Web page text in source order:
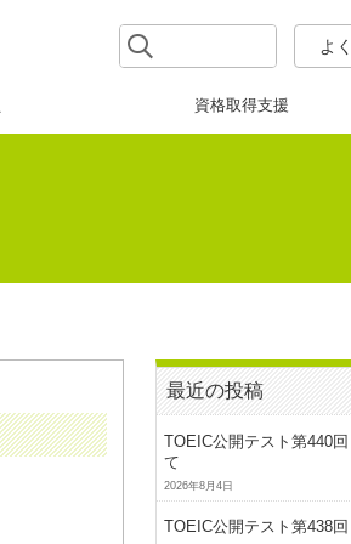
よ
資格取得支援
最近の投稿
TOEIC公開テスト第440
て
2026年8月4日
TOEIC公開テスト第438